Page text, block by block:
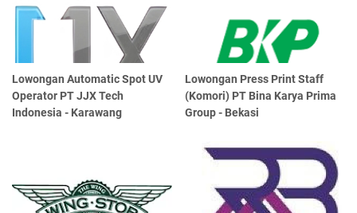
Lowongan Automatic Spot UV
Operator PT JJX Tech
Indonesia - Karawang
Lowongan Press Print Staff
(Komori) PT Bina Karya Prima
Group - Bekasi